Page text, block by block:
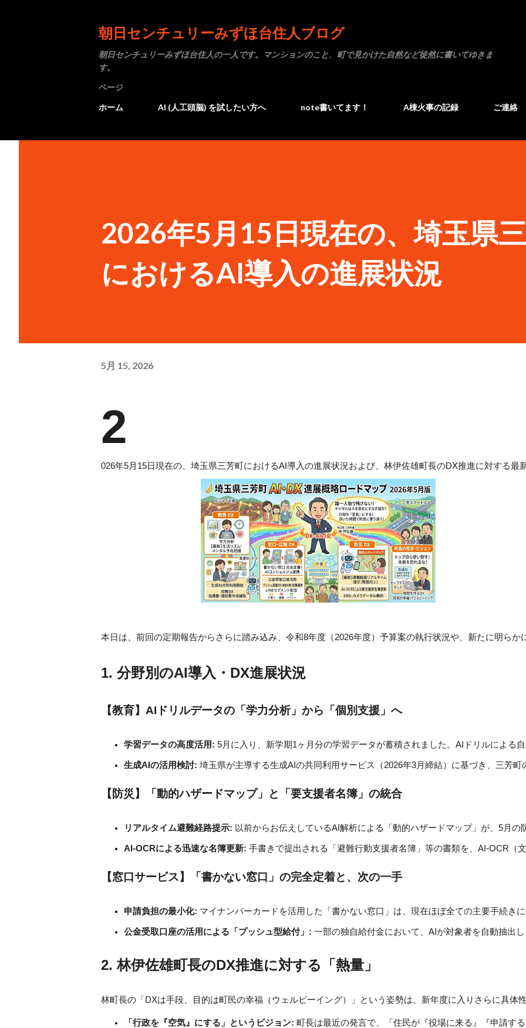
朝日センチュリーみずほ台住人ブログ
朝日センチュリーみずほ台住人の一人です。マンションのこと、町で見かけた自然など徒然に書いてゆきま
す。
ページ
ホーム
AI (人工頭脳) を試したい方へ note書いてます！ A棟火事の記録 ご連絡
2026年5月15日現在の、埼玉県
におけるAI導入の進展状況
5月 15, 2026
2
026年5月15日現在の、埼玉県三芳町におけるAI導入の進展状況および、林伊佐雄町長のDX推進に対する最
本日は、前回の定期報告からさらに踏み込み、令和8年度（2026年度）予算案の執行状況や、新たに明ら
1. 分野別のAI導入・DX進展状況
【教育】AIドリルデータの「学力分析」から「個別支援」へ
学習データの高度活用: 5月に入り、新学期1ヶ月分の学習データが蓄積されました。AIドリルによる
生成AIの活用検討: 埼玉県が主導する生成AIの共同利用サービス（2026年3月締結）に基づき、三芳
【防災】「動的ハザードマップ」と「要支援者名簿」の統合
リアルタイム避難経路提示: 以前からお伝えしているAI解析による「動的ハザードマップ」が、5月
AI-OCRによる迅速な名簿更新: 手書きで提出される「避難行動支援者名簿」等の書類を、AI-OCR（
【窓口サービス】「書かない窓口」の完全定着と、次の一手
申請負担の最小化: マイナンバーカードを活用した「書かない窓口」は、現在ほぼ全ての主要手続
公金受取口座の活用による「プッシュ型給付」: 一部の独自給付金において、AIが対象者を自動抽出
2. 林伊佐雄町長のDX推進に対する「熱量」
林町長の「DXは手段、目的は町民の幸福（ウェルビーイング）」という姿勢は、新年度に入りさらに具体
「行政を『空気』にする」というビジョン: 町長は最近の発言で、「住民が『役場に来る』『申請す